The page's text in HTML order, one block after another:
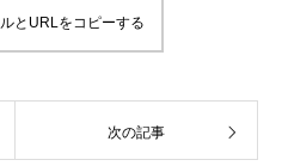
とURLをコピーする
次の記事